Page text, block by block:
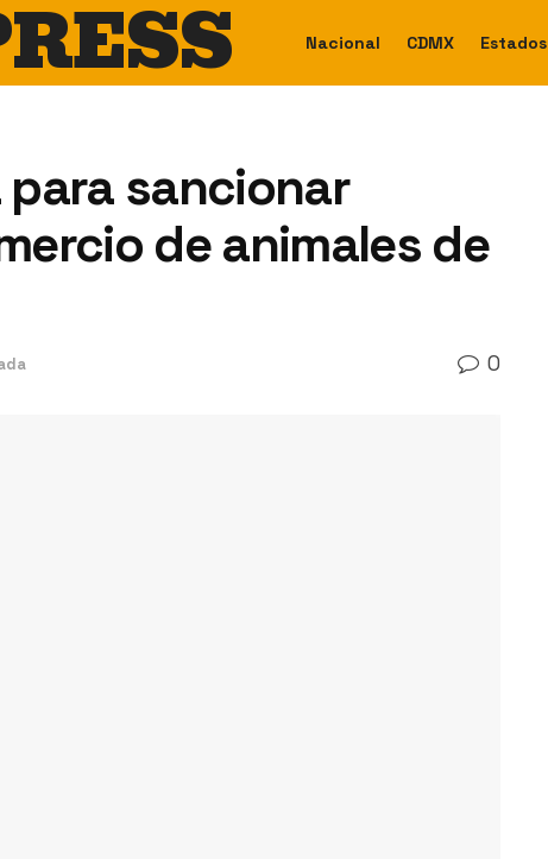
Nacional CDMX Estados
sancionar
de animales de
0